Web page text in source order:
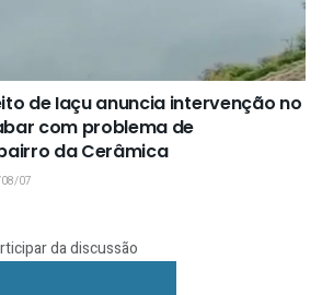
de Iaçu anuncia intervenção no
com problema de
da Cerâmica
07
da discussão